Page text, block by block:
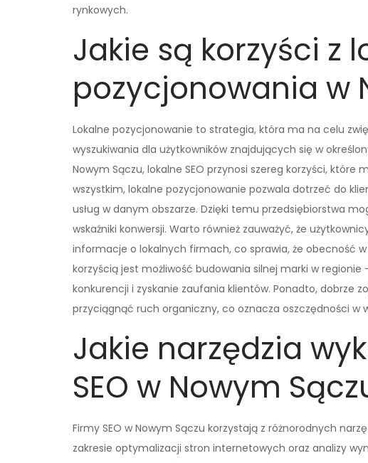
rynkowych.
Jakie są korzyści z
pozycjonowania w
Lokalne pozycjonowanie to strategia, która ma na celu
wyszukiwania dla użytkowników znajdujących się w
Nowym Sączu, lokalne SEO przynosi szereg korzyści, które
wszystkim, lokalne pozycjonowanie pozwala dotrzeć do
usług w danym obszarze. Dzięki temu przedsiębiorstwa
wskaźniki konwersji. Warto również zauważyć, że
informacje o lokalnych firmach, co sprawia, że obecność
korzyścią jest możliwość budowania silnej marki w regionie
konkurencji i zyskanie zaufania klientów. Ponadto, dobrze
przyciągnąć ruch organiczny, co oznacza oszczędności w
Jakie narzędzia
SEO w Nowym
Firmy SEO w Nowym Sączu korzystają z różnorodnych
zakresie optymalizacji stron internetowych oraz analizy